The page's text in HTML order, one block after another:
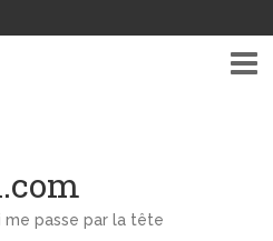
passe par la tête